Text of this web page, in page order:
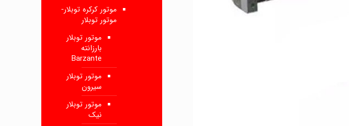
موتور کرکره توبلار-
موتور توبلار
موتور توبلار
بارزانته
Barzante
موتور توبلار
سیرون
موتور توبلار
نیک